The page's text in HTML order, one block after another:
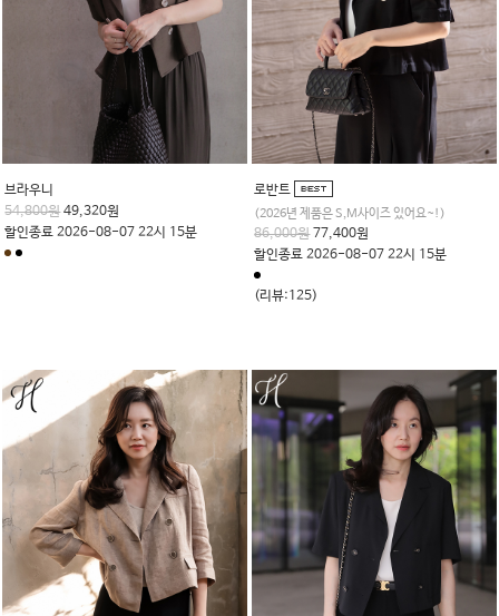
브라우니
54,800원 49,320원
할인종료 2026-08-07 22시 15분
로반트
(2026년 제품은 S,M사이즈 있어요~!)
86,000원 77,400원
할인종료 2026-08-07 22시 15분
(리뷰:125)